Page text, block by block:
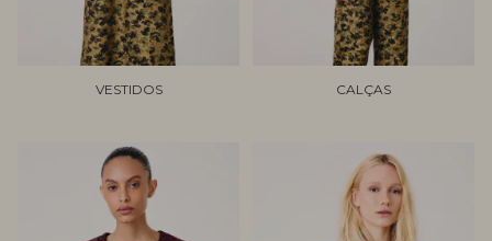
VESTIDOS CALÇAS